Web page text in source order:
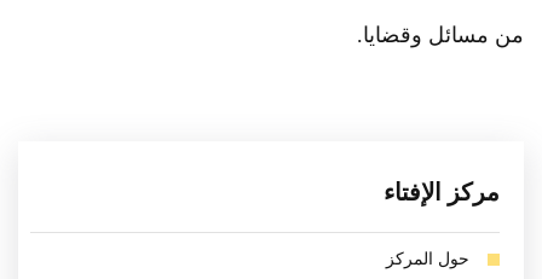
من مسائل وقضايا.
مركز الإفتاء
حول المركز